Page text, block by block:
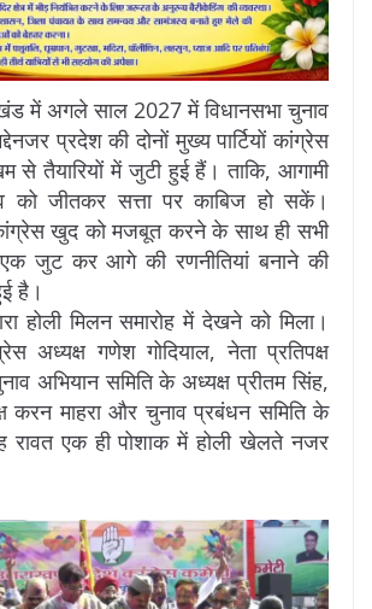
में अगले साल 2027 में विधानसभा चुनाव
प्रदेश की दोनों मुख्य पार्टियों कांग्रेस
से तैयारियों में जुटी हुई हैं। ताकि, आगामी
को जीतकर सत्ता पर काबिज हो सकें।
खुद को मजबूत करने के साथ ही सभी
एक जुट कर आगे की रणनीतियां बनाने की
है।
होली मिलन समारोह में देखने को मिला।
अध्यक्ष गणेश गोदियाल, नेता प्रतिपक्ष
अभियान समिति के अध्यक्ष प्रीतम सिंह,
करन माहरा और चुनाव प्रबंधन समिति के
रावत एक ही पोशाक में होली खेलते नजर